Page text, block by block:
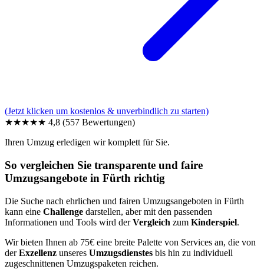
(Jetzt klicken um kostenlos & unverbindlich zu starten)
★★★★★ 4,8 (557 Bewertungen)
Ihren Umzug erledigen wir komplett für Sie.
So vergleichen Sie transparente und faire
Umzugsangebote in Fürth richtig
Die Suche nach ehrlichen und fairen Umzugsangeboten in Fürth
kann eine Challenge darstellen, aber mit den passenden
Informationen und Tools wird derVergleich zum Kinderspiel.
Wir bieten Ihnen ab 75€ eine breite Palette von Services an, die von
derExzellenz unseres Umzugsdienstes bis hin zu individuell
zugeschnittenen Umzugspaketen reichen.